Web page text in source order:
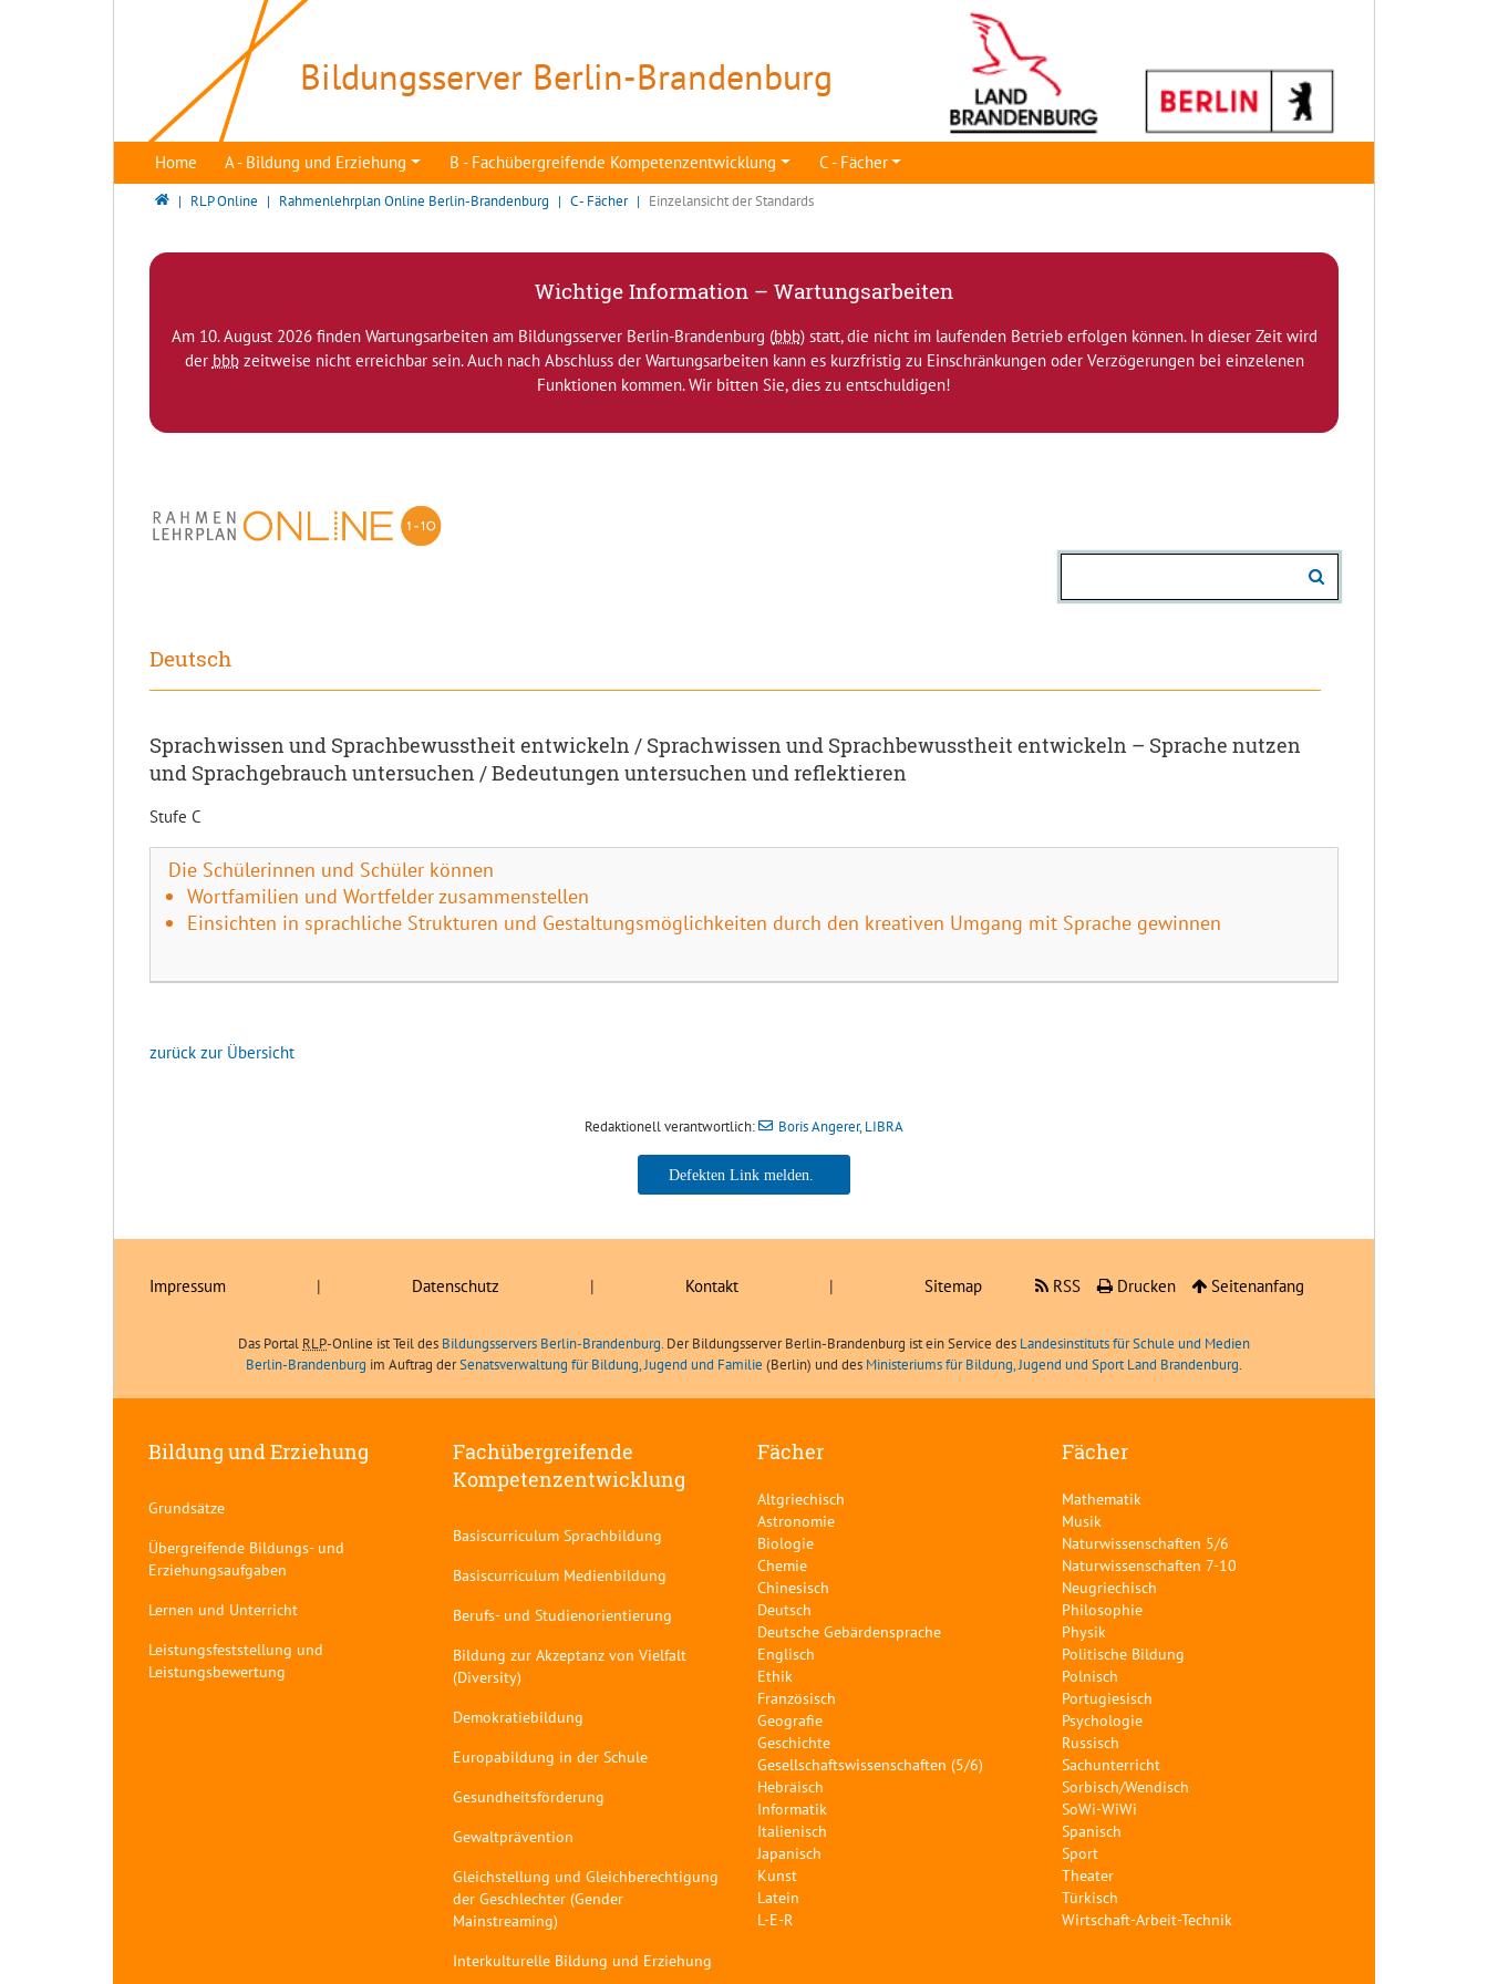
Bildungsserver Berlin-Brandenburg
Home A - Bildung und Erziehung B - Fachübergreifende Kompetenzentwicklung C - Fächer
Bildungsserver Berlin - Brandenburg
RLP Online Rahmenlehrplan Online Berlin-Brandenburg C - Fächer Einzelansicht der Standards
Wichtige Information – Wartungsarbeiten
Am 10. August 2026 finden Wartungsarbeiten am Bildungsserver Berlin-Brandenburg (bbb) statt, die nicht im laufenden Betrieb erfolgen können. In dieser Zeit wird
der bbbzeitweise nicht erreichbar sein. Auch nach Abschluss der Wartungsarbeiten kann es kurzfristig zu Einschränkungen oder Verzögerungen bei einzelenen
Funktionen kommen. Wir bitten Sie, dies zu entschuldigen!
Deutsch
Sprachwissen und Sprachbewusstheit entwickeln / Sprachwissen und Sprachbewusstheit entwickeln – Sprache nutzen
und Sprachgebrauch untersuchen / Bedeutungen untersuchen und reflektieren
Stufe C
Die Schülerinnen und Schüler können
Wortfamilien und Wortfelder zusammenstellen
Einsichten in sprachliche Strukturen und Gestaltungsmöglichkeiten durch den kreativen Umgang mit Sprache gewinnen
zurück zur Übersicht
Redaktionell verantwortlich: Boris Angerer, LIBRA
Boris Angerer, LIBRA
Impressum | Datenschutz | Kontakt | Sitemap RSS Drucken Seitenanfang
Das Portal RLP-Online ist Teil des Bildungsservers Berlin-Brandenburg. Der Bildungsserver Berlin-Brandenburg ist ein Service des Landesinstituts für Schule und Medien
Berlin-Brandenburg im Auftrag derSenatsverwaltung für Bildung, Jugend und Familie (Berlin) und des Ministeriums für Bildung, Jugend und Sport Land Brandenburg.
Bildung und Erziehung
Grundsätze
Übergreifende Bildungs- und
Erziehungsaufgaben
Lernen und Unterricht
Leistungsfeststellung und
Leistungsbewertung
Fachübergreifende
Kompetenzentwicklung
Basiscurriculum Sprachbildung
Basiscurriculum Medienbildung
Berufs- und Studienorientierung
Bildung zur Akzeptanz von Vielfalt
(Diversity)
Demokratiebildung
Europabildung in der Schule
Gesundheitsförderung
Gewaltprävention
Gleichstellung und Gleichberechtigung
der Geschlechter (Gender
Mainstreaming)
Interkulturelle Bildung und Erziehung
Fächer
Altgriechisch
Astronomie
Biologie
Chemie
Chinesisch
Deutsch
Deutsche Gebärdensprache
Englisch
Ethik
Französisch
Geografie
Geschichte
Gesellschaftswissenschaften (5/6)
Hebräisch
Informatik
Italienisch
Japanisch
Kunst
Latein
L-E-R
Fächer
Mathematik
Musik
Naturwissenschaften 5/6
Naturwissenschaften 7-10
Neugriechisch
Philosophie
Physik
Politische Bildung
Polnisch
Portugiesisch
Psychologie
Russisch
Sachunterricht
Sorbisch/Wendisch
SoWi-WiWi
Spanisch
Sport
Theater
Türkisch
Wirtschaft-Arbeit-Technik